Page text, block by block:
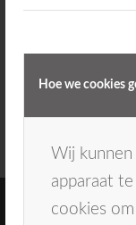
Hoe we cookies
Wij
apparaat
cookies
toekomst ligt